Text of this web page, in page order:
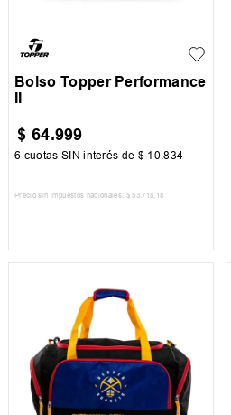
Bolso Topper Performance
II
$ 64.999
6 cuotas SIN interés de $ 10 .834
Precio sin impuestos nacionales: $ 53.718, 18